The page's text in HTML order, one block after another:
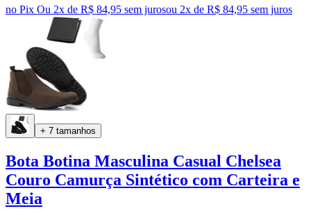
no Pix Ou 2x de R$ 84,95 sem jurosou 2x de R$ 84,95 sem juros
+ 7 tamanhos
Bota Botina Masculina Casual Chelsea
Couro Camurça Sintético com Carteira e
Meia